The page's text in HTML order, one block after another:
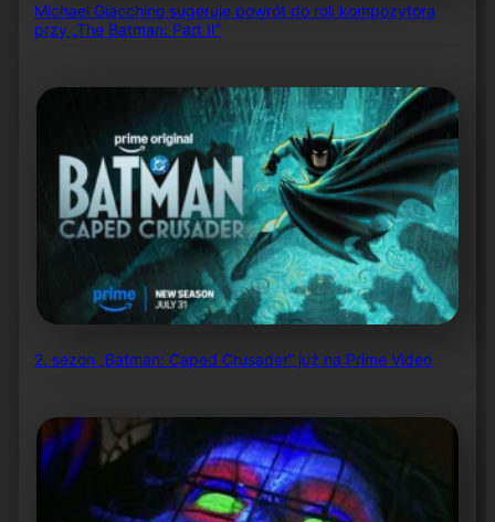
Michael Giacchino sugeruje powrót do roli kompozytora
przy „The Batman: Part II”
2. sezon „Batman: Caped Crusader” już na Prime Video